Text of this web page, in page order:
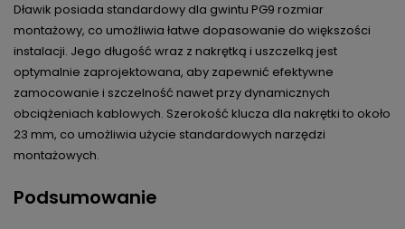
Dławik posiada standardowy dla gwintu PG9 rozmiar
montażowy, co umożliwia łatwe dopasowanie do większości
instalacji. Jego długość wraz z nakrętką i uszczelką jest
optymalnie zaprojektowana, aby zapewnić efektywne
zamocowanie i szczelność nawet przy dynamicznych
obciążeniach kablowych. Szerokość klucza dla nakrętki to około
23 mm, co umożliwia użycie standardowych narzędzi
montażowych.
Podsumowanie